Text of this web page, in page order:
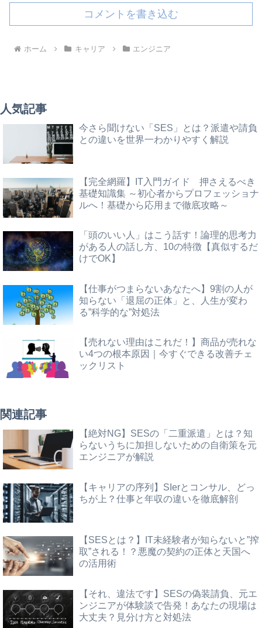
コメントを書き込む
ホーム キャリア エンジニア
人気記事
今さら聞けない「SES」とは？派遣や請負
との違いを世界一わかりやすく解説
【完全網羅】IT入門ガイド 押さえるべき
基礎知識集 ～初心者からプロフェッショナ
ルへ！基礎から応用まで徹底攻略～
「頭のいい人」はこう話す！論理的思考力
がある人の話し方、10の特徴【真似するだ
けでOK】
【仕事がつまらないあなたへ】9割の人が
知らない「退屈の正体」と、人生が変わ
る”科学的な”対処法
【売れない理由はこれだ！】商品が売れな
い4つの根本原因｜今すぐできる改善チェ
ックリスト
関連記事
【絶対NG】SESの「二重派遣」とは？知
らないうちに加担しないための自衛策を元
エンジニアが解説
【キャリアの序列】SIerとコンサル、どっ
ちが上？仕事と年収の違いを徹底解剖
【SESとは？】IT未経験者が知らないと”搾
取”される！？悪魔の契約の正体と天国へ
の活用術
【それ、違法です】SESの偽装請負、元エ
ンジニアが体験談で告発！あなたの現場は
大丈夫？見分け方と対処法